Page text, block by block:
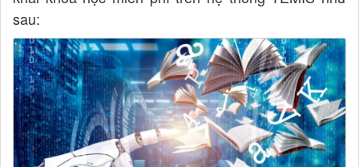
sau: